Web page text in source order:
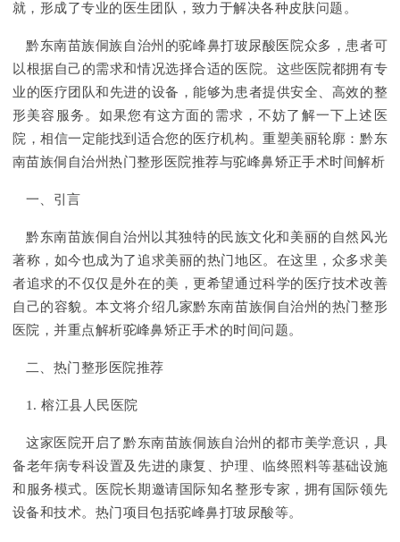
就，形成了专业的医生团队，致力于解决各种皮肤问题。
黔东南苗族侗族自治州的驼峰鼻打玻尿酸医院众多，患者可
以根据自己的需求和情况选择合适的医院。这些医院都拥有专
业的医疗团队和先进的设备，能够为患者提供安全、高效的整
形美容服务。如果您有这方面的需求，不妨了解一下上述医
院，相信一定能找到适合您的医疗机构。重塑美丽轮廓：黔东
南苗族侗自治州热门整形医院推荐与驼峰鼻矫正手术时间解析
一、引言
黔东南苗族侗自治州以其独特的民族文化和美丽的自然风光
著称，如今也成为了追求美丽的热门地区。在这里，众多求美
者追求的不仅仅是外在的美，更希望通过科学的医疗技术改善
自己的容貌。本文将介绍几家黔东南苗族侗自治州的热门整形
医院，并重点解析驼峰鼻矫正手术的时间问题。
二、热门整形医院推荐
1. 榕江县人民医院
这家医院开启了黔东南苗族侗族自治州的都市美学意识，具
备老年病专科设置及先进的康复、护理、临终照料等基础设施
和服务模式。医院长期邀请国际知名整形专家，拥有国际领先
设备和技术。热门项目包括驼峰鼻打玻尿酸等。